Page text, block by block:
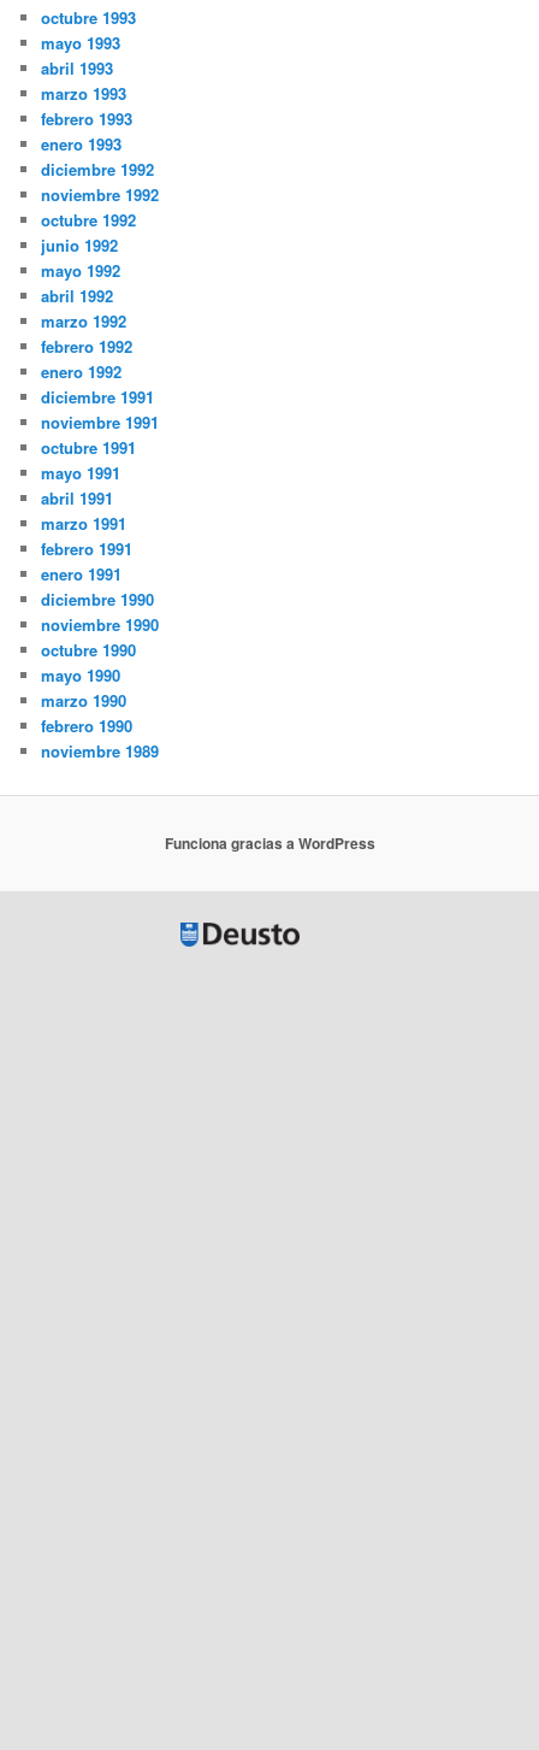
octubre 1993
mayo 1993
abril 1993
marzo 1993
febrero 1993
enero 1993
diciembre 1992
noviembre 1992
octubre 1992
junio 1992
mayo 1992
abril 1992
marzo 1992
febrero 1992
enero 1992
diciembre 1991
noviembre 1991
octubre 1991
mayo 1991
abril 1991
marzo 1991
febrero 1991
enero 1991
diciembre 1990
noviembre 1990
octubre 1990
mayo 1990
marzo 1990
febrero 1990
noviembre 1989
Funciona gracias a WordPress